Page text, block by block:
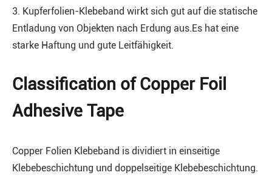
3. Kupferfolien-Klebeband wirkt sich gut auf die statische
Entladung von Objekten nach Erdung aus.Es hat eine
starke Haftung und gute Leitfähigkeit.
Classification of Copper Foil
Adhesive Tape
Copper Folien Klebeband is dividiert in einseitige
Klebebeschichtung und doppelseitige Klebebeschichtung.